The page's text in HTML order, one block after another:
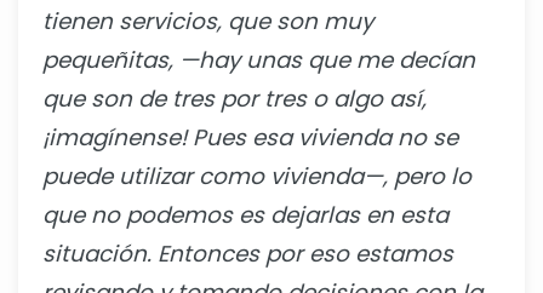
tienen servicios, que son muy
pequeñitas, —hay unas que me decían
que son de tres por tres o algo así,
¡imagínense! Pues esa vivienda no se
puede utilizar como vivienda—, pero lo
que no podemos es dejarlas en esta
situación. Entonces por eso estamos